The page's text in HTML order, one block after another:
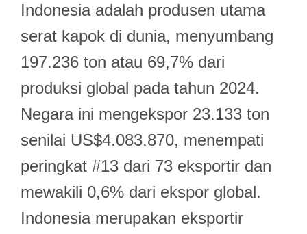
Indonesia adalah produsen utama
serat kapok di dunia, menyumbang
197.236 ton atau 69,7% dari
produksi global pada tahun 2024.
Negara ini mengekspor 23.133 ton
senilai US$4.083.870, menempati
peringkat #13 dari 73 eksportir dan
mewakili 0,6% dari ekspor global.
Indonesia merupakan eksportir